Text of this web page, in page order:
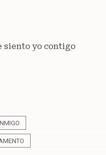
siento yo contigo